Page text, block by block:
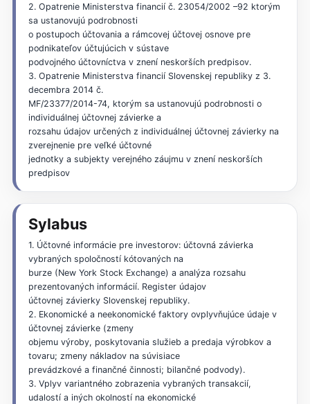
2. Opatrenie Ministerstva financií č. 23054/2002 –92 ktorým
sa ustanovujú podrobnosti
o postupoch účtovania a rámcovej účtovej osnove pre
podnikateľov účtujúcich v sústave
podvojného účtovníctva v znení neskorších predpisov.
3. Opatrenie Ministerstva financií Slovenskej republiky z 3.
decembra 2014 č.
MF/23377/2014-74, ktorým sa ustanovujú podrobnosti o
individuálnej účtovnej závierke a
rozsahu údajov určených z individuálnej účtovnej závierky na
zverejnenie pre veľké účtovné
jednotky a subjekty verejného záujmu v znení neskorších
predpisov
Sylabus
1. Účtovné informácie pre investorov: účtovná závierka
vybraných spoločností kótovaných na
burze (New York Stock Exchange) a analýza rozsahu
prezentovaných informácií. Register údajov
účtovnej závierky Slovenskej republiky.
2. Ekonomické a neekonomické faktory ovplyvňujúce údaje v
účtovnej závierke (zmeny
objemu výroby, poskytovania služieb a predaja výrobkov a
tovaru; zmeny nákladov na súvisiace
prevádzkové a finančné činnosti; bilančné podvody).
3. Vplyv variantného zobrazenia vybraných transakcií,
udalostí a iných okolností na ekonomické